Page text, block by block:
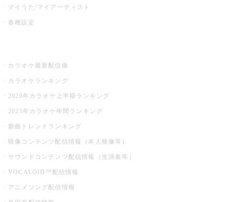
マイうた/マイアーティスト
各種設定
カラオケ最新配信曲
カラオケランキング
2026年カラオケ上半期ランキング
2025年カラオケ年間ランキング
新曲トレンドランキング
映像コンテンツ配信情報（本人映像等）
サウンドコンテンツ配信情報（生演奏等）
VOCALOID™配信情報
アニメソング配信情報